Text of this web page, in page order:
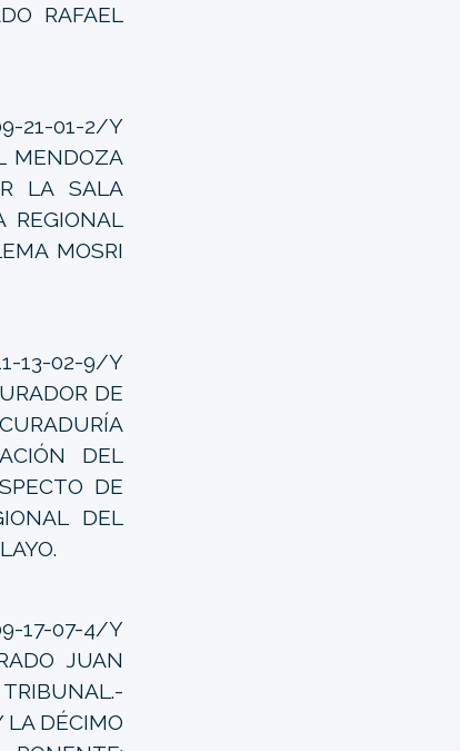
RAFAEL
01-2/Y
MENDOZA
LA SALA
REGIONAL
MOSRI
13-02-9/Y
DE
DEL
DE
DEL
17-07-4/Y
JUAN
LA DÉCIMO